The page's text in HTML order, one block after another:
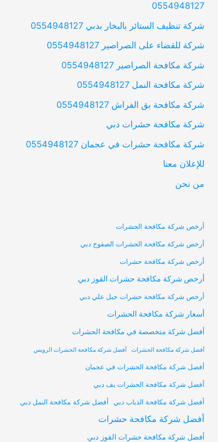
0554948127
شركة تنظيف الستائر بالبخار بدبي 0554948127
شركة للقضاء على الصراصير 0554948127
شركة مكافحة الصراصير 0554948127
شركة مكافحة النمل 0554948127
شركة مكافحة بق الفراش 0554948127
شركة مكافحة حشرات دبي
شركة مكافحة حشرات في عجمان 0554948127
للإعلان معنا
من نحن
أرخص شركة مكافحة الحشرات
أرخص شركة مكافحة الحشرات الصفوح دبي
أرخص شركة مكافحة حشرات
أرخص شركة مكافحة حشرات القوز دبي
أرخص شركة مكافحة حشرات جبل علي دبي
أسعار شركة مكافحة الحشرات
أفضل شركة متخصصة في مكافحة الحشرات
أفضل شركة مكافحة الحشرات أفضل شركة مكافحة الحشرات الرويس
أفضل شركة مكافحة الحشرات في عجمان
أفضل شركة مكافحة الحشرات يف دبي
أفضل شركة مكافحة الذباب دبي أفضل شركة مكافحة النمل دبي
أفضل شركة مكافحة حشرات
أفضل شركة مكافحة حشرات القوز دبي